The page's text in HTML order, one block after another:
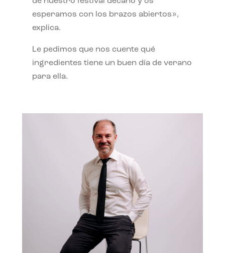
esperamos con los brazos abiertos»,
explica.
Le pedimos que nos cuente qué
ingredientes tiene un buen día de verano
para ella.